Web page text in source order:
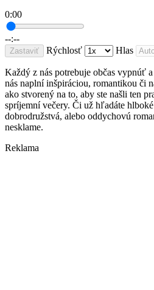
0:00
--:--
Zastaviť Rýchlosť Hlas
Každý z nás potrebuje občas vypnúť
nás naplní inšpiráciou, romantikou či
ako stvorený na to, aby ste našli ten
spríjemní večery. Či už hľadáte
dobrodružstvá, alebo oddychovú
nesklame.
Reklama